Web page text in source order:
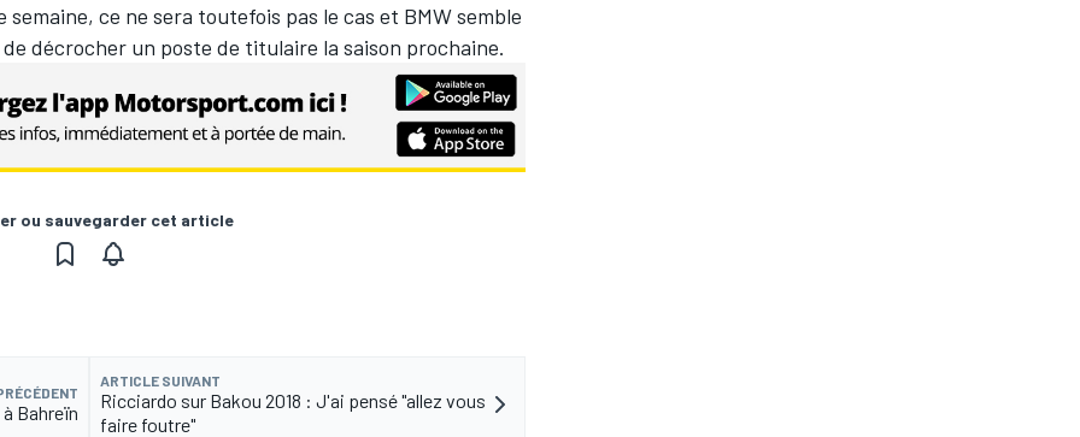
ce ne sera toutefois pas le cas et BMW semble
décrocher un poste de titulaire la saison prochaine.
ou sauvegarder cet article
Bahreïn
ARTICLE SUIVANT
Ricciardo sur Bakou 2018 : J'ai pensé "allez vous
faire foutre"